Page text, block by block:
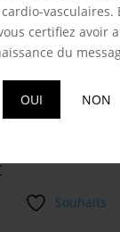
vasculaires.
certifiez avoir
du
OUI NON
Souhaits